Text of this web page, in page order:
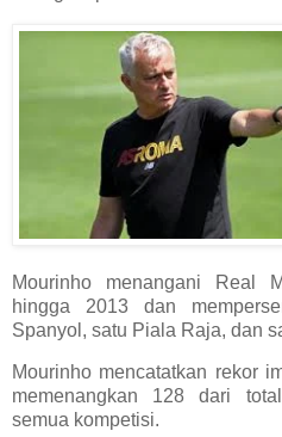
Mourinho menangani Real
hingga 2013 dan
Spanyol, satu Piala Raja, dan
Mourinho mencatatkan rekor
memenangkan 128 dari
semua kompetisi.